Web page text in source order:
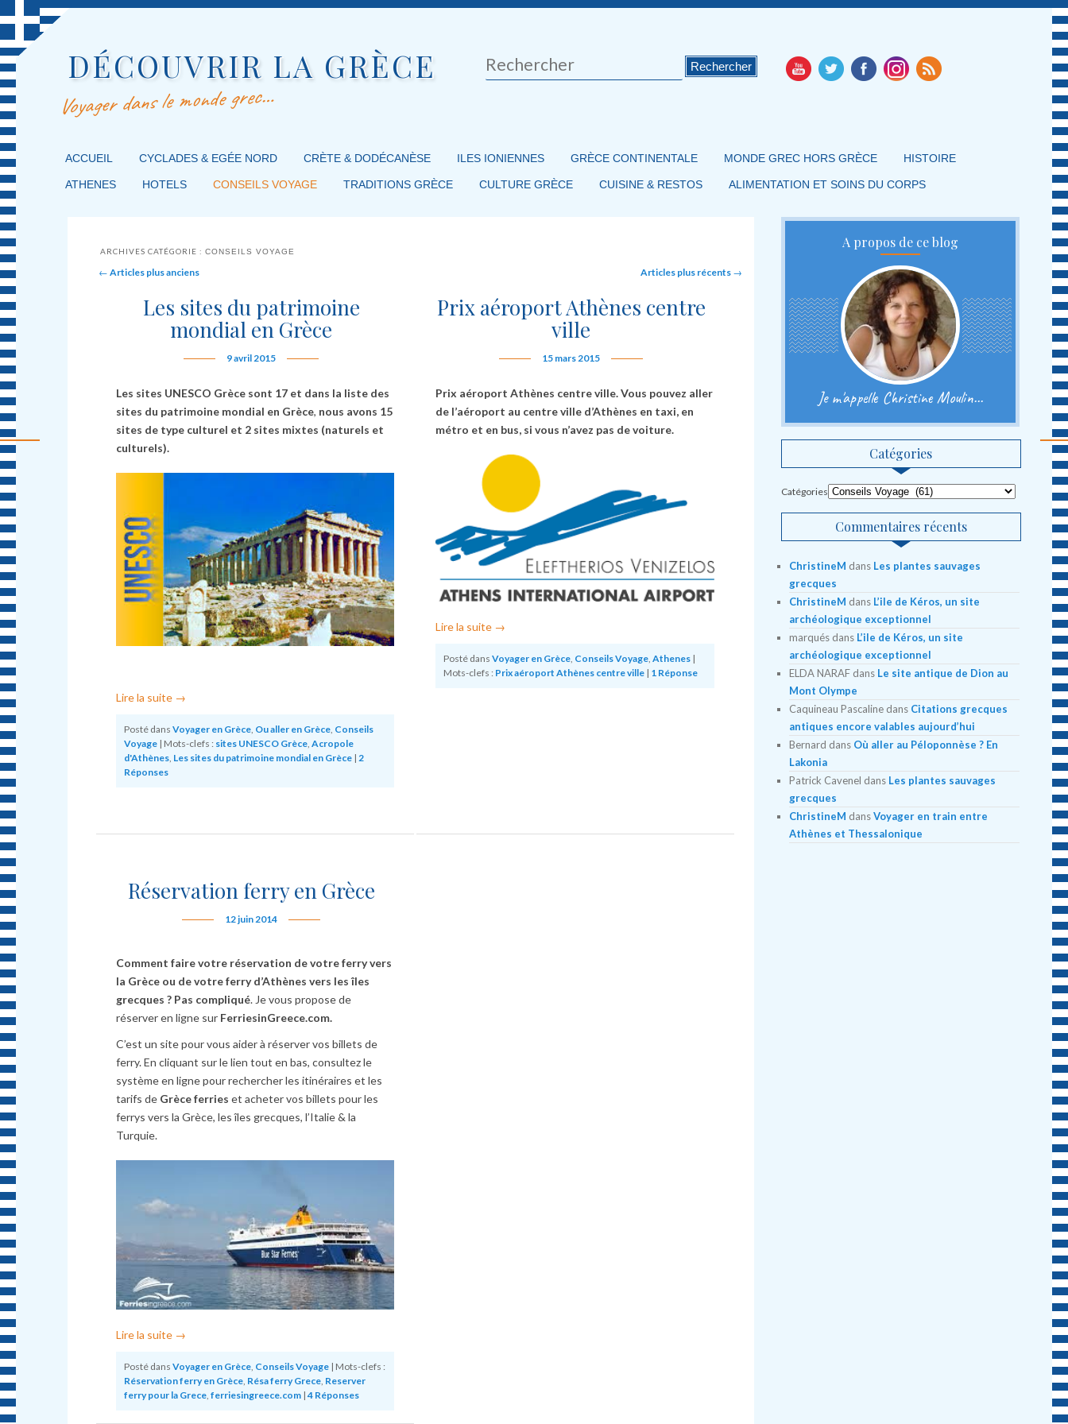
DÉCOUVRIR LA GRÈCE
Voyager dans le monde grec…
Rechercher
MENU PRINCIPAL
MASQUER LA NAVIGATION PRINCIPALE
MASQUER LA NAVIGATION SECONDAIRE
ACCUEIL CYCLADES & EGÉE NORD CRÈTE & DODÉCANÈSE ILES IONIENNES GRÈCE CONTINENTALE MONDE GREC HORS GRÈCE HISTOIRE
ATHENES HOTELS CONSEILS VOYAGE TRADITIONS GRÈCE CULTURE GRÈCE CUISINE & RESTOS ALIMENTATION ET SOINS DU CORPS
ARCHIVES CATÉGORIE :CONSEILS VOYAGE
Post navigation
← Articles plus anciens Articles plus récents →
Les sites du patrimoine
mondial en Grèce
9 avril 2015
Les sites UNESCO Grèce sont 17 et dans la liste des
sites du patrimoine mondial en Grèce, nous avons 15
sites de type culturel et 2 sites mixtes (naturels et
culturels).
Lire la suite →
Posté dans Voyager en Grèce, Ou aller en Grèce, Conseils
Voyage | Mots-clefs : sites UNESCO Grèce, Acropole
d'Athènes, Les sites du patrimoine mondial en Grèce | 2
Réponses
Prix aéroport Athènes centre
ville
15 mars 2015
Prix aéroport Athènes centre ville.Vous pouvez aller
de l’aéroport au centre ville d’Athènes en taxi, en
métro et en bus, si vous n’avez pas de voiture.
Lire la suite →
Posté dans Voyager en Grèce Conseils Voyage ,Athenes |
Mots-clefs : Prix aéroport Athènes centre ville | 1 Réponse
Réservation ferry en Grèce
12 juin 2014
Comment faire votre réservation de votre ferry vers
la Grèce ou de votre ferry d’Athènes vers les îles
grecques ? Pas compliqué. Je vous propose de
réserver en ligne sur FerriesinGreece.com.
C’est un site pour vous aider à réserver vos billets de
ferry. En cliquant sur le lien tout en bas, consultez le
système en ligne pour rechercher les itinéraires et les
tarifs de Grèce ferries et acheter vos billets pour les
ferrys vers la Grèce, les îles grecques, l’Italie & la
Turquie.
Lire la suite →
Posté dans Voyager en Grèce, Conseils Voyage | Mots-clefs :
Réservation ferry en Grèce, Résa ferry Grece, Reserver
ferry pour la Grece, ferriesingreece.com |4Réponses
A propos de ce blog
Je m'appelle Christine Moulin...
Catégories
Catégories
Commentaires récents
ChristineM dans Les plantes sauvages
grecques
ChristineM dans L’ile de Kéros, un site
archéologique exceptionnel
marquésdans L’ile de Kéros, un site
archéologique exceptionnel
ELDA NARAFdans Le site antique de Dion au
Mont Olympe
Caquineau Pascalinedans Citations grecques
antiques encore valables aujourd’hui
Bernard dans Où aller au Péloponnèse ? En
Lakonia
Patrick Cavenel dans Les plantes sauvages
grecques
ChristineM dansVoyager en train entre
Athènes et Thessalonique